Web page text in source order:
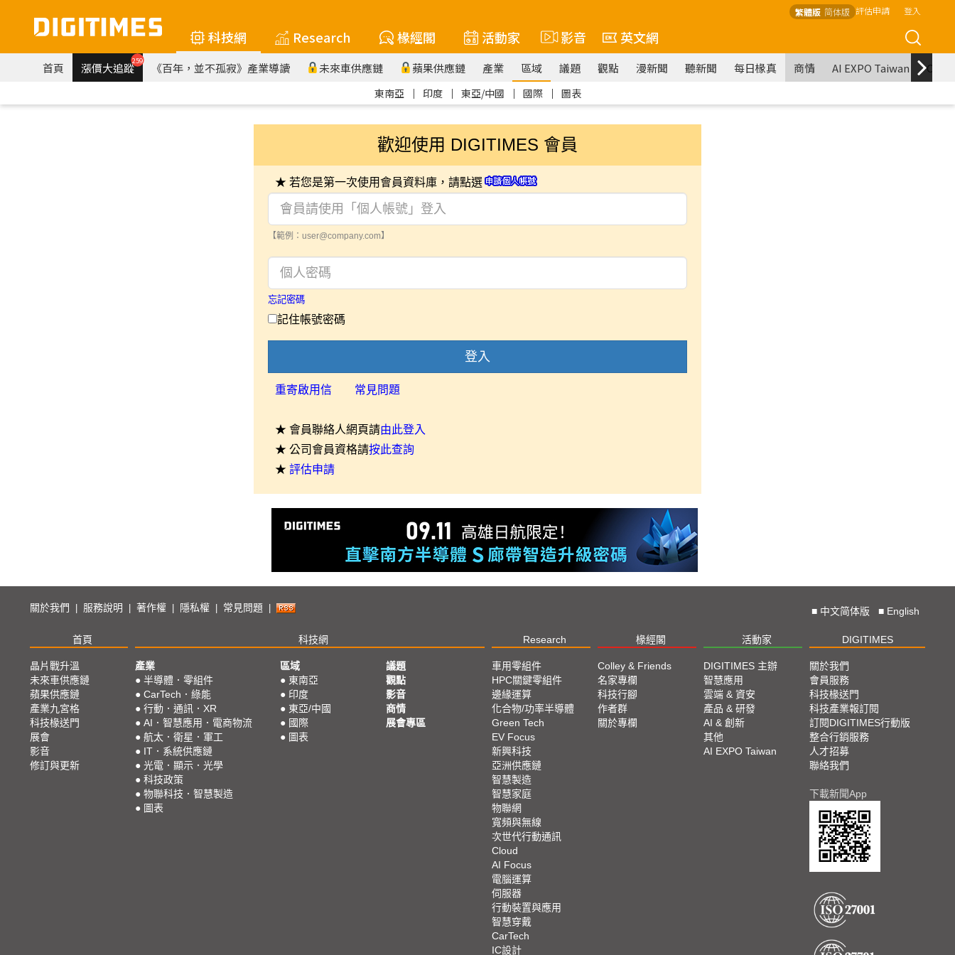
繁體版 简体版 評估申請 登入
科技網 Research 椽經閣 活動家 影音 英文網
首頁 漲價大追蹤259 《百年，並不孤寂》產業導讀 未來車供應鏈 蘋果供應鏈 產業 區域 議題 觀點 漫新聞 聽新聞 每日椽真 商情 AI EXPO Taiwan
東南亞 ｜ 印度 ｜ 東亞/中國 ｜ 國際 ｜ 圖表
歡迎使用 DIGITIMES 會員
★ 若您是第一次使用會員資料庫，請點選
【範例：user@company.com】
忘記密碼
記住帳號密碼
登入
重寄啟用信 常見問題
★ 會員聯絡人網頁請由此登入
★ 公司會員資格請按此查詢
★ 評估申請
關於我們 服務說明 著作權 隱私權 常見問題 ■ 中文简体版 ■ English
首頁 科技網 Research 椽經閣 活動家 DIGITIMES
晶片戰升溫
未來車供應鏈
蘋果供應鏈
產業九宮格
科技椽送門
展會
影音
修訂與更新
產業
● 半導體．零組件
● CarTech．綠能
● 行動．通訊．XR
● AI．智慧應用．電商物流
● 航太．衛星．軍工
● IT．系統供應鏈
● 光電．顯示．光學
● 科技政策
● 物聯科技．智慧製造
● 圖表
區域
● 東南亞
● 印度
● 東亞/中國
● 國際
● 圖表
議題
觀點
影音
商情
展會專區
車用零組件
HPC關鍵零組件
邊緣運算
化合物/功率半導體
Green Tech
EV Focus
新興科技
亞洲供應鏈
智慧製造
智慧家庭
物聯網
寬頻與無線
次世代行動通訊
Cloud
AI Focus
電腦運算
伺服器
行動裝置與應用
智慧穿戴
CarTech
IC設計
Colley & Friends
名家專欄
科技行腳
作者群
關於專欄
DIGITIMES 主辦
智慧應用
雲端 & 資安
產品 & 研發
AI & 創新
其他
AI EXPO Taiwan
關於我們
會員服務
科技椽送門
科技產業報訂閱
訂閱DIGITIMES行動版
整合行銷服務
人才招募
聯絡我們
下載新聞App